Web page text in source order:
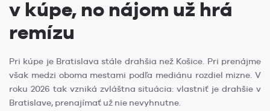
v kúpe, no nájom už hrá
remízu
Pri kúpe je Bratislava stále drahšia než Košice. Pri prenájme
však medzi oboma mestami podľa mediánu rozdiel mizne. V
roku 2026 tak vzniká zvláštna situácia: vlastniť je drahšie v
Bratislave, prenajímať už nie nevyhnutne.